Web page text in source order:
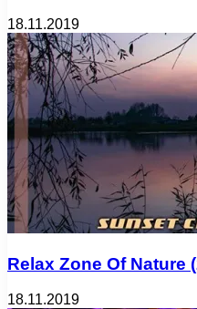
18.11.2019
Relax Zone Of Nature
18.11.2019